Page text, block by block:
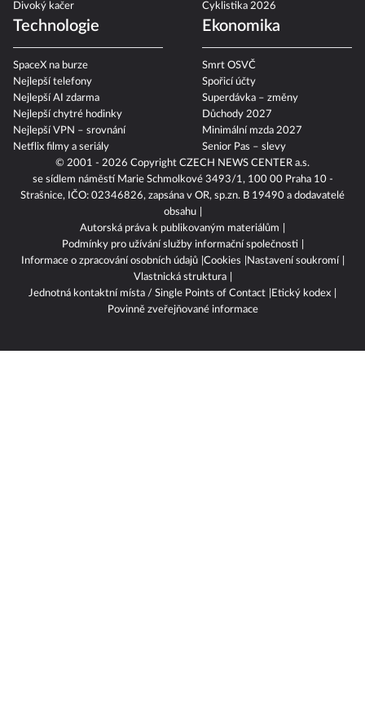
© 2001 - 2026 Copyright CZECH NEWS CENTER a.s.
se sídlem náměstí Marie Schmolkové 3493/1, 100 00 Praha 10 -
Strašnice, IČO: 02346826, zapsána v OR, sp.zn. B 19490 a dodavatelé
obsahu
Autorská práva k publikovaným materiálům
Podmínky pro užívání služby informační společnosti
Informace o zpracování osobních údajů Cookies
Nastavení soukromí
Vlastnická struktura
Jednotná kontaktní místa / Single Points of Contact
Etický kodex
Povinně zveřejňované informace
Divoký kačer
Cyklistika 2026
Technologie
SpaceX na burze
Nejlepší telefony
Nejlepší AI zdarma
Nejlepší chytré hodinky
Nejlepší VPN – srovnání
Netflix filmy a seriály
Ekonomika
Smrt OSVČ
Spořicí účty
Superdávka – změny
Důchody 2027
Minimální mzda 2027
Senior Pas – slevy